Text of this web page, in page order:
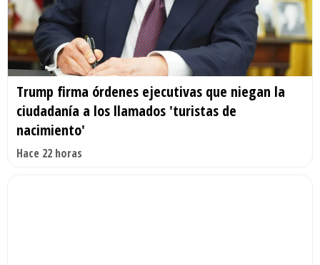
Trump firma órdenes ejecutivas que niegan la
ciudadanía a los llamados 'turistas de
nacimiento'
Hace 22 horas